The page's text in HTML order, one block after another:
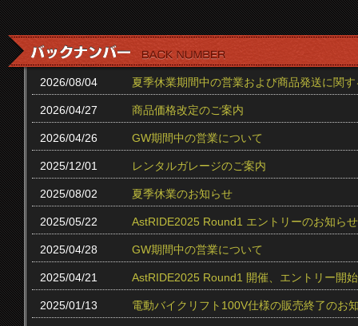
2026/08/04 夏季休業期間中の営業および商品発送に関
2026/04/27 商品価格改定のご案内
2026/04/26 GW期間中の営業について
2025/12/01 レンタルガレージのご案内
2025/08/02 夏季休業のお知らせ
2025/05/22 AstRIDE2025 Round1 エントリーのお知らせ
2025/04/28 GW期間中の営業について
2025/04/21 AstRIDE2025 Round1 開催、エントリー開
2025/01/13 電動バイクリフト100V仕様の販売終了のお